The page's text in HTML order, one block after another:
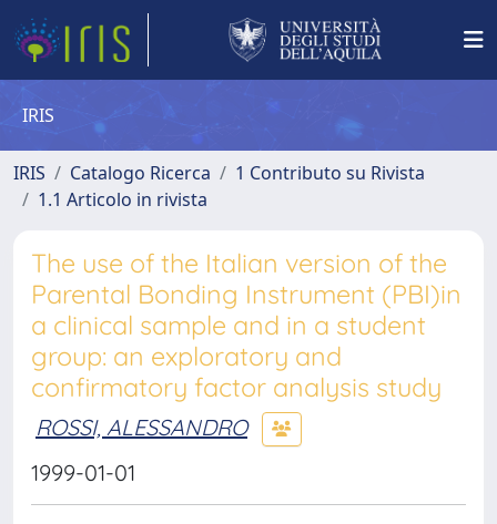
IRIS
IRIS Catalogo Ricerca
1 Contributo su Rivista
1.1 Articolo in rivista
The use of the Italian version of the
Parental Bonding Instrument (PBI)in
a clinical sample and in a student
group: an exploratory and
confirmatory factor analysis study
ROSSI, ALESSANDRO
1999-01-01